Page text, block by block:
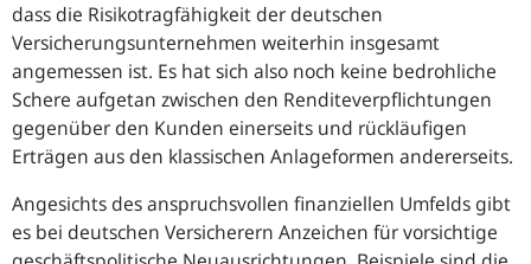
dass die Risikotragfähigkeit der deutschen
Versicherungsunternehmen weiterhin insgesamt
angemessen ist. Es hat sich also noch keine bedrohliche
Schere aufgetan zwischen den Renditeverpflichtungen
gegenüber den Kunden einerseits und rückläufigen
Erträgen aus den klassischen Anlageformen andererseits.
Angesichts des anspruchsvollen finanziellen Umfelds gibt
es bei deutschen Versicherern Anzeichen für vorsichtige